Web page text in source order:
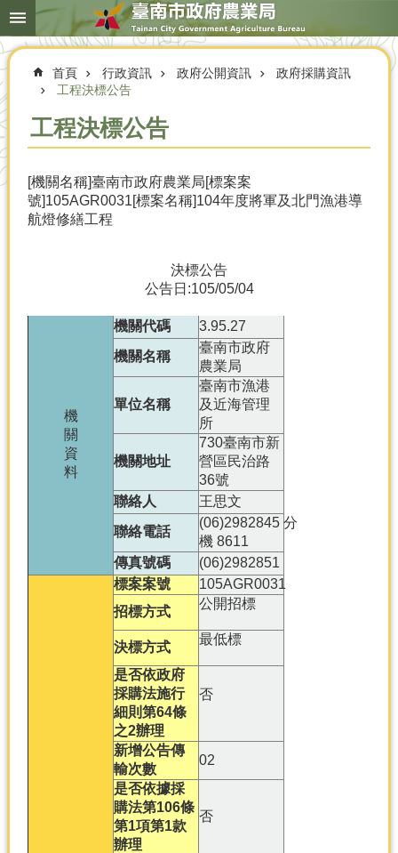
跳到主要內容區塊
搜
尋
進
簡
介
況
首頁 行政資訊 政府公開資訊
政府採購資訊
工程決標公告
工程決標公告
[機關名稱]臺南市政府農業局[標案案
號]105AGR0031[標案名稱]104年度將軍及北門漁港導
航燈修繕工程
決標公告
公告日:105/05/04
機
關
資
料
機關代碼
3.95.27
機關名稱
臺南市政府
農業局
單位名稱
臺南市漁港
及近海管理
所
機關地址
730臺南市新
營區民治路
36號
聯絡人
王思文
聯絡電話
(06)2982845 分
機 8611
傳真號碼
(06)2982851
標案案號
105AGR0031
招標方式
公開招標
決標方式
最低標
是否依政府
採購法施行
細則第64條
之2辦理
否
新增公告傳
輸次數
02
是否依據採
購法第106條
第1項第1款
辦理
否